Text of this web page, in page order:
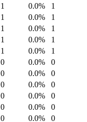
1 0.0% 1
1 0.0% 1
1 0.0% 1
1 0.0% 1
1 0.0% 1
0 0.0% 0
0 0.0% 0
0 0.0% 0
0 0.0% 0
0 0.0% 0
0 0.0% 0